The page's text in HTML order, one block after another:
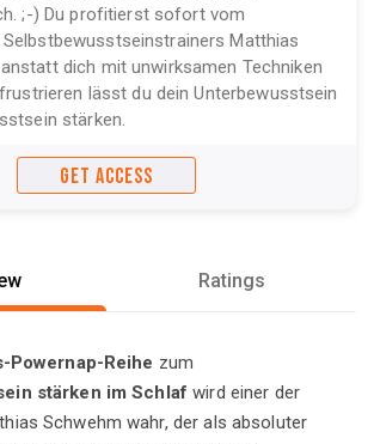
;-) Du profitierst sofort vom
Matthias
dich mit unwirksamen Techniken
lässt du dein Unterbewusstsein
stärken.
GET ACCESS
Ratings
Powernap-Reihe zum
stärken im Schlaf wird einer der
Schwehm wahr, der als absoluter